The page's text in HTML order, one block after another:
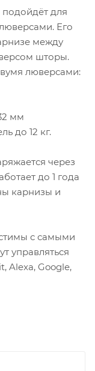
подойдёт для
Его
между
шторы.
люверсами:
мм
до 12 кг.
через
до 1 года
карнизы и
с самыми
управляться
Alexa, Google,